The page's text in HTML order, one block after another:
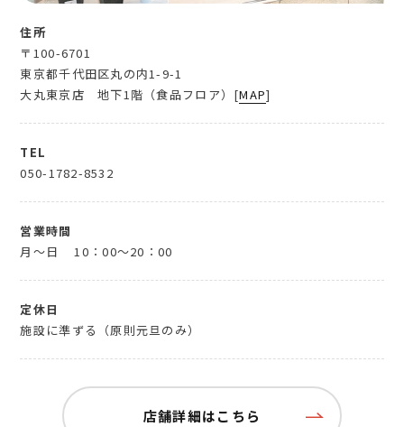
住所
〒100-6701
東京都千代田区丸の内1-9-1
大丸東京店 地下1階（食品フロア）[MAP]
TEL
050-1782-8532
営業時間
月～日
10：00～20：00
定休日
施設に準ずる（原則元旦のみ）
店舗詳細はこちら